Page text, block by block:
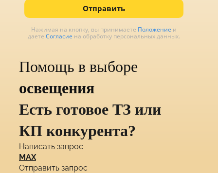
Отправить
Нажимая на кнопку, вы принимаете Положение и
даете Согласие на обработку персональных данных.
Помощь в выборе
освещения
Есть готовое ТЗ или
КП конкурента?
Написать запрос
MAX
Отправить запрос